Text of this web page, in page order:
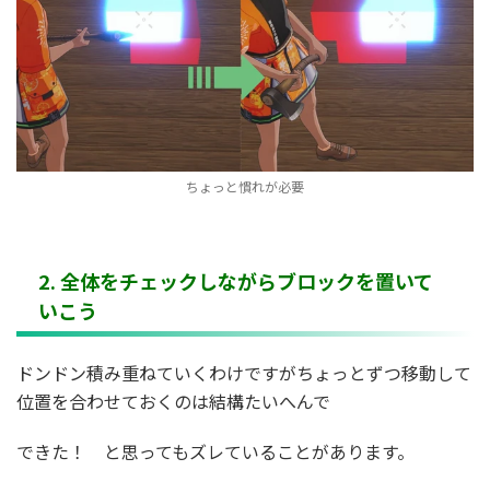
ちょっと慣れが必要
2. 全体をチェックしながらブロックを置いて
いこう
ドンドン積み重ねていくわけですがちょっとずつ移動して
位置を合わせておくのは結構たいへんで
できた！ と思ってもズレていることがあります。